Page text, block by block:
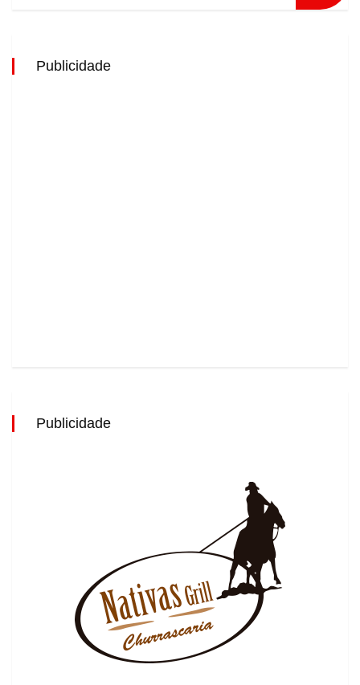
Publicidade
Publicidade